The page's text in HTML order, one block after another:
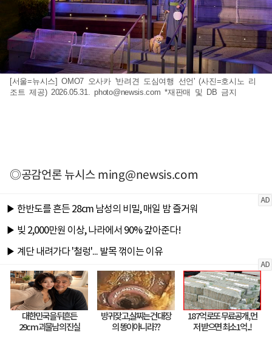
[서울=뉴시스] OMO7 오사카 '반려견 도심여행 선언' (사진=호시노 리
조트 제공) 2026.05.31.photo@newsis.com *재판매 및 DB 금지
◎공감언론 뉴시스ming@newsis.com